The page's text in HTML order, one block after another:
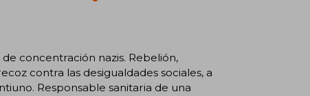
concentración nazis. Rebelión,
contra las desigualdades sociales, a
Responsable sanitaria de una